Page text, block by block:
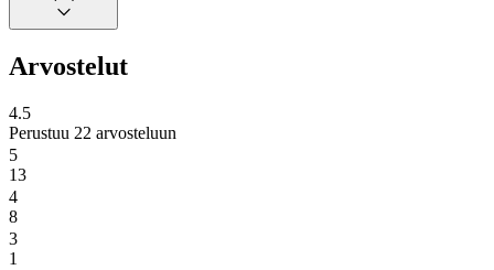
Arvostelut
4.5
Perustuu 22 arvosteluun
5
13
4
8
3
1